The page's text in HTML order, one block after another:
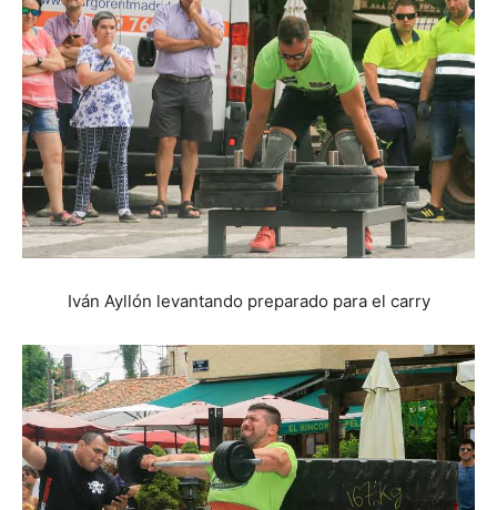
Iván Ayllón levantando preparado para el carry